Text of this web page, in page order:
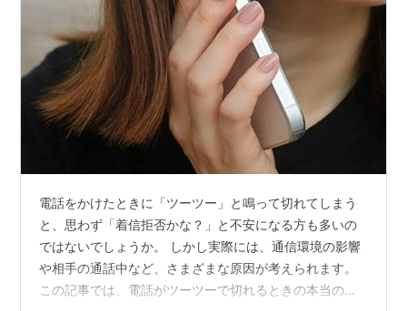
電話をかけたときに「ツーツー」と鳴って切れてしまう
と、思わず「着信拒否かな？」と不安になる方も多いの
ではないでしょうか。 しかし実際には、通信環境の影響
や相手の通話中など、さまざまな原因が考えられます。
この記事では、電話がツーツーで切れるときの本当の理